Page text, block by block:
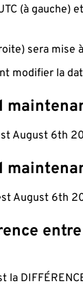
(à gauche)
sera
modifier la
August 6th
August 6th
la